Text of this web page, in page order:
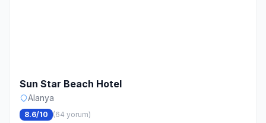
Sun Star Beach Hotel
Alanya
8.6/10 (64 yorum)